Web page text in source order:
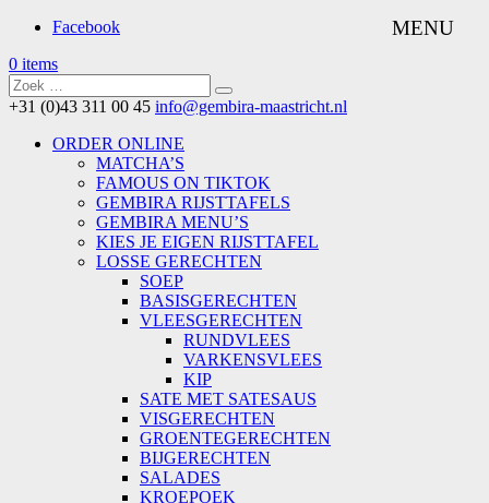
Facebook
0 items
+31 (0)43 311 00 45 info@gembira-maastricht.nl
ORDER ONLINE
MATCHA’S
FAMOUS ON TIKTOK
GEMBIRA RIJSTTAFELS
GEMBIRA MENU’S
KIES JE EIGEN RIJSTTAFEL
LOSSE GERECHTEN
SOEP
BASISGERECHTEN
VLEESGERECHTEN
RUNDVLEES
VARKENSVLEES
KIP
SATE MET SATESAUS
VISGERECHTEN
GROENTEGERECHTEN
BIJGERECHTEN
SALADES
KROEPOEK